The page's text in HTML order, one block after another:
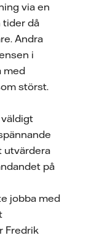
via en
tider då
Andra
i
med
störst.
väldigt
utvärdera
på
jobba med
Fredrik